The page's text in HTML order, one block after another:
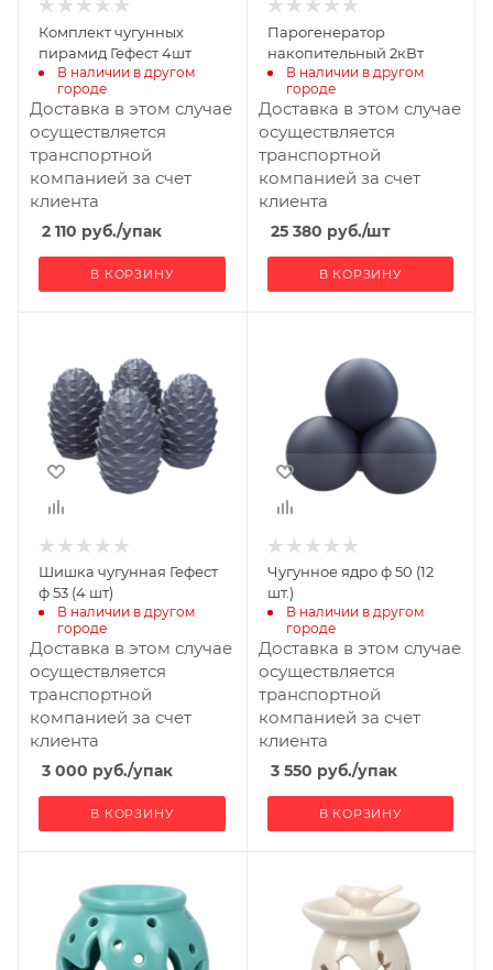
Комплект чугунных
пирамид Гефест 4шт
В наличии в другом
городе
Доставка в этом случае
осуществляется
транспортной
компанией за счет
клиента
2 110 руб./упак
В КОРЗИНУ
Парогенератор
накопительный 2кВт
В наличии в другом
городе
Доставка в этом случае
осуществляется
транспортной
компанией за счет
клиента
25 380 руб./шт
В КОРЗИНУ
Шишка чугунная Гефест
ф 53 (4 шт)
В наличии в другом
городе
Доставка в этом случае
осуществляется
транспортной
компанией за счет
клиента
3 000 руб./упак
В КОРЗИНУ
Чугунное ядро ф 50 (12
шт.)
В наличии в другом
городе
Доставка в этом случае
осуществляется
транспортной
компанией за счет
клиента
3 550 руб./упак
В КОРЗИНУ
Ширина, мм
Глубина, мм
20
Глубина, мм